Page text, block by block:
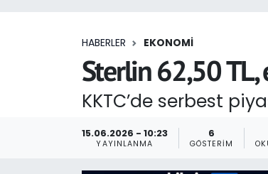
HABERLER EKONOMI
Sterlin 62,50 TL,
KKTC’de serbest
15.06.2026 - 10:23
YAYINLANMA
6
GÖSTERIM
Foto Galeri
Haber Arşivi